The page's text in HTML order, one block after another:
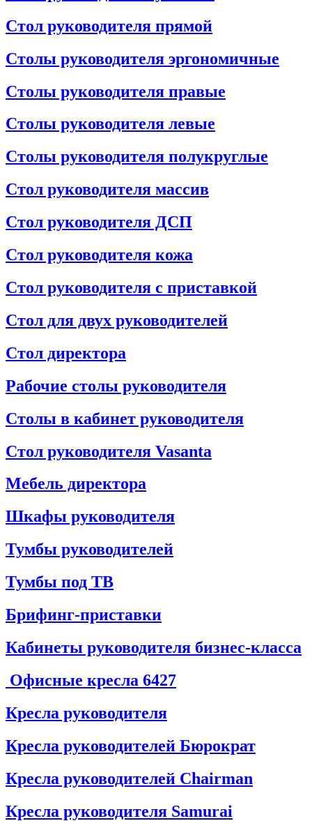
Стол руководителя прямой
Столы руководителя эргономичные
Столы руководителя правые
Столы руководителя левые
Столы руководителя полукруглые
Стол руководителя массив
Стол руководителя ДСП
Стол руководителя кожа
Стол руководителя с приставкой
Стол для двух руководителей
Стол директора
Рабочие столы руководителя
Столы в кабинет руководителя
Стол руководителя Vasanta
Мебель директора
Шкафы руководителя
Тумбы руководителей
Тумбы под ТВ
Брифинг-приставки
Кабинеты руководителя бизнес-класса
Офисные кресла 6427
Кресла руководителя
Кресла руководителей Бюрократ
Кресла руководителей Chairman
Кресла руководителя Samurai